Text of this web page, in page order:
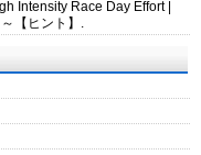
Intensity Race Day Effort |
【ヒント】.